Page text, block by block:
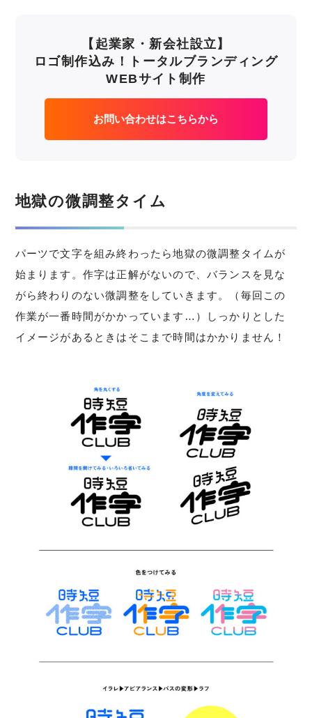
【起業家・新会社設立】
ロゴ制作込み！トータルブランディング
WEBサイト制作
お問い合わせはこちらから
地獄の微調整タイム
パーツで文字を組み終わったら地獄の微調整タイムが
始まります。作字は正解がないので、バランスを見な
がら終わりのない微調整をしていきます。（毎回この
作業が一番時間がかかっています…）しっかりとした
イメージがあるときはそこまで時間はかかりません！